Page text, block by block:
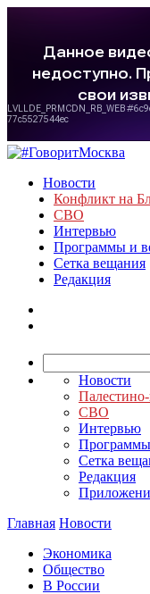
Новости
Конфликт на
СВО
Интервью
Программы и
Сетка вещания
Редакция
Новости
СВО
Интервью
Сетка
Редакция
Главная Новости
Экономика
Общество
В России